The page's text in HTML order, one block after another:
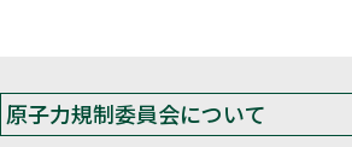
原子力規制委員会について